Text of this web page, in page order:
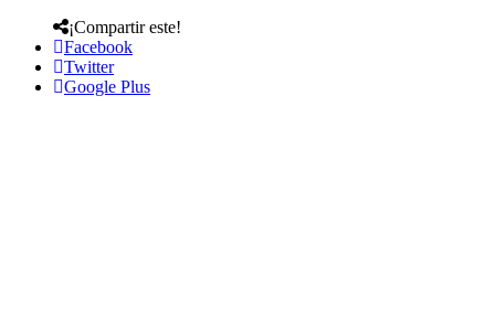
¡Compartir este!
Facebook
Twitter
Google Plus